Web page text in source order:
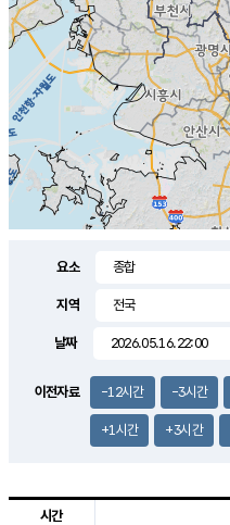
요소
지역
날짜
이전자료 -12시간 -3시간
+1시간 +3시간
시간